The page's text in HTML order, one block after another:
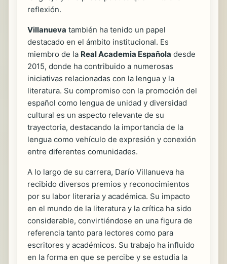
reflexión.
Villanueva también ha tenido un papel
destacado en el ámbito institucional. Es
miembro de la Real Academia Española desde
2015, donde ha contribuido a numerosas
iniciativas relacionadas con la lengua y la
literatura. Su compromiso con la promoción del
español como lengua de unidad y diversidad
cultural es un aspecto relevante de su
trayectoria, destacando la importancia de la
lengua como vehículo de expresión y conexión
entre diferentes comunidades.
A lo largo de su carrera, Darío Villanueva ha
recibido diversos premios y reconocimientos
por su labor literaria y académica. Su impacto
en el mundo de la literatura y la crítica ha sido
considerable, convirtiéndose en una figura de
referencia tanto para lectores como para
escritores y académicos. Su trabajo ha influido
en la forma en que se percibe y se estudia la